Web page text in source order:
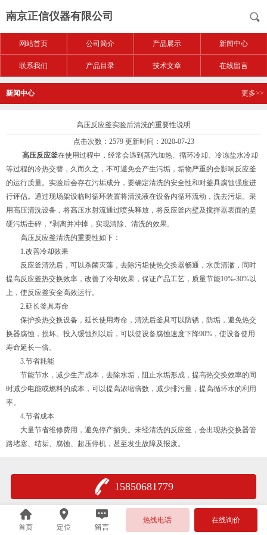
南京正信仪器有限公司
网站首页 公司简介 产品展示 新闻中心
联系我们 产品目录 技术文章 在线留言
新闻中心 更多>>
高压反应釜实验后清洗的重要性说明
点击次数：2579 更新时间：2020-07-23
高压反应釜在使用过程中，经常会遇到蒸汽加热、循环冷却、冷冻盐水冷却
等过程的冷热交替，久而久之，不可避免会产生污垢，垢物严重的会影响反应釜
的运行质量。实验后会存在污垢成分，要确定清洗的安全性和对釜具腐蚀强度进
行评估。通过现场架设临时循环装置将清洗液在设备内循环流动，洗去污垢。采
用高压清洗设备，将高压水射流通过喷头释放，将反应釜内壁及搅拌器表面的坚
硬污垢击碎，*剥离并冲掉，实现清除、清洗的效果。
高压反应釜清洗的重要性如下：
1.改善冷却效果
反应釜清洗后，可以杀菌灭藻，去除污垢使热交换器畅通，水质清澈，同时
提高反应釜热交换效率，改善了冷却效果，保证产品工艺，质量节能10%-30%以
上，使反应釜安全高效运行。
2.延长釜具寿命
保护换热交换设备，延长使用寿命，清洗后釜具可以防锈，防垢，避免热交
换器腐蚀，损坏。投入缓蚀剂以后，可以使设备腐蚀速度下降90%，使设备使用
寿命延长一倍。
3.节省耗能
节能节水，减少生产成本，去除水垢，阻止水垢形成，提高热交换效率的同
时减少电能或燃料的成本，可以提高浓缩倍数，减少排污量，提高循环水的利用
率。
4.节省成本
大量节省维修费用，避免停产损失。未经清洗的反应釜，会出现热交换器管
路堵塞、结垢、腐蚀、超压停机，甚至发生故障及报废。
15850681779
首页 定位 留言
热线电话 在线询价